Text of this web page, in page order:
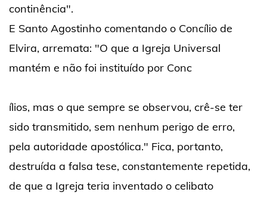
continência".
E Santo Agostinho comentando o Concílio de
Elvira, arremata: "O que a Igreja Universal
mantém e não foi instituído por Conc
ílios, mas o que sempre se observou, crê-se ter
sido transmitido, sem nenhum perigo de erro,
pela autoridade apostólica." Fica, portanto,
destruída a falsa tese, constantemente repetida,
de que a Igreja teria inventado o celibato